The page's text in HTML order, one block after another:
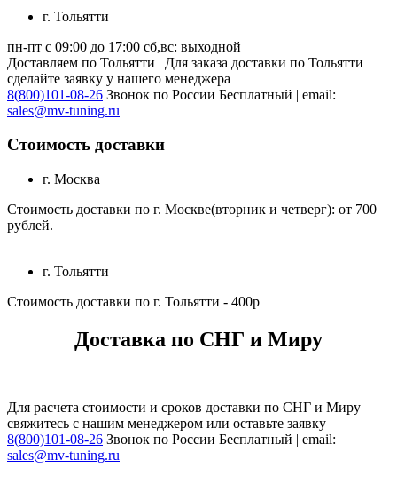
г. Тольятти
пн-пт с 09:00 до 17:00 сб,вс: выходной
Доставляем по Тольятти | Для заказа доставки по Тольятти
сделайте заявку у нашего менеджера
8(800)101-08-26 Звонок по России Бесплатный | email:
sales@mv-tuning.ru
Стоимость доставки
г. Москва
Стоимость доставки по г. Москве(вторник и четверг): от 700
рублей.
г. Тольятти
Стоимость доставки по г. Тольятти - 400р
Доставка по СНГ и Миру
Для расчета стоимости и сроков доставки по СНГ и Миру
свяжитесь с нашим менеджером или оставьте заявку
8(800)101-08-26 Звонок по России Бесплатный | email:
sales@mv-tuning.ru